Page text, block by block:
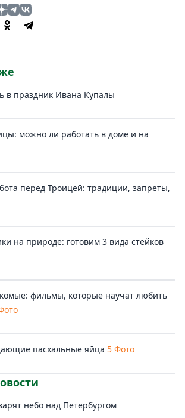
в праздник Ивана Купалы
можно ли работать в доме и на
перед Троицей: традиции, запреты,
на природе: готовим 3 вида стейков
фильмы, которые научат любить
пасхальные яйца 5 Фото
небо над Петербургом